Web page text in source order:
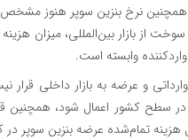
همچنین نرخ بنزین سوپر هنوز
از بازار بین‌المللی، میزان
وابسته است.
و عرضه به بازار داخلی
سطح کشور اعمال شود، همچنین
تمام‌شده عرضه بنزین سوپر